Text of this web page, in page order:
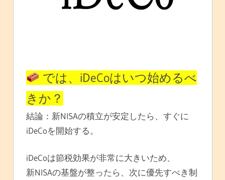
では、iDeCoはいつ始めるべ
きか？
結論：新NISAの積立が安定したら、すぐに
iDeCoを開始する。
iDeCoは節税効果が非常に大きいため、
新NISAの基盤が整ったら、次に優先すべき制